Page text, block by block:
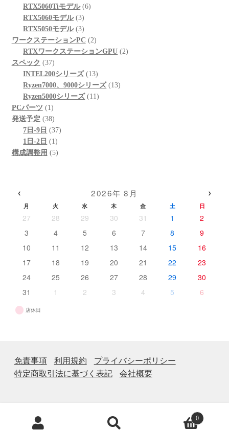
品商
品
個
品
RTX5060Tiモデル 66
商
品
RTX5060モデル 33
個
の
商
RTX5050モデル 33
個
の
品
ワークステーションPC 22
個
商
品
RTXワークステーションGPU 22
スペック 3737
個
の
商
品
INTEL200シリーズ 1313
個
の
Ryzen7000、9000シリーズ 1313
Ryzen5000シリーズ 1111
PCパーツ 11
個
の
商
品
発送予定 3838
個
の
商
7日-9日 3737
1日-2日 11
個
構成調整用 55
‹ 2026年 8月 ›
月 火 水 木 金 土 日
27 28 29 30 31 1
2
3
4 5 6 7 8
9
10
11 12 13 14 15
16
17
18 19 20 21 22
23
24
25 26 27 28 29
30
31
1 2 3 4 5 6
店休日
免責事項 利用規約
プライバシーポリシー
特定商取引法に基づく表記
会社概要
0